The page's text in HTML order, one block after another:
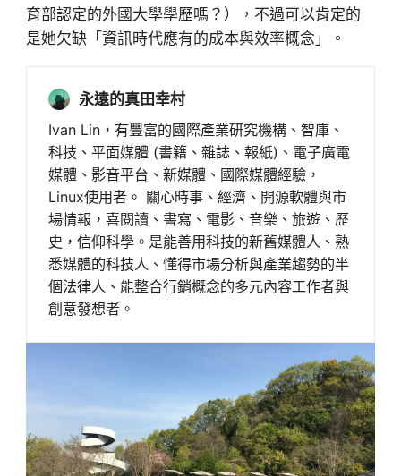
育部認定的外國大學學歷嗎？），不過可以肯定的
是她欠缺「資訊時代應有的成本與效率概念」。
永遠的真田幸村
Ivan Lin，有豐富的國際產業研究機構、智庫、
科技、平面媒體 (書籍、雜誌、報紙)、電子廣電
媒體、影音平台、新媒體、國際媒體經驗，
Linux使用者。 關心時事、經濟、開源軟體與市
場情報，喜閱讀、書寫、電影、音樂、旅遊、歷
史，信仰科學。是能善用科技的新舊媒體人、熟
悉媒體的科技人、懂得市場分析與產業趨勢的半
個法律人、能整合行銷概念的多元內容工作者與
創意發想者。